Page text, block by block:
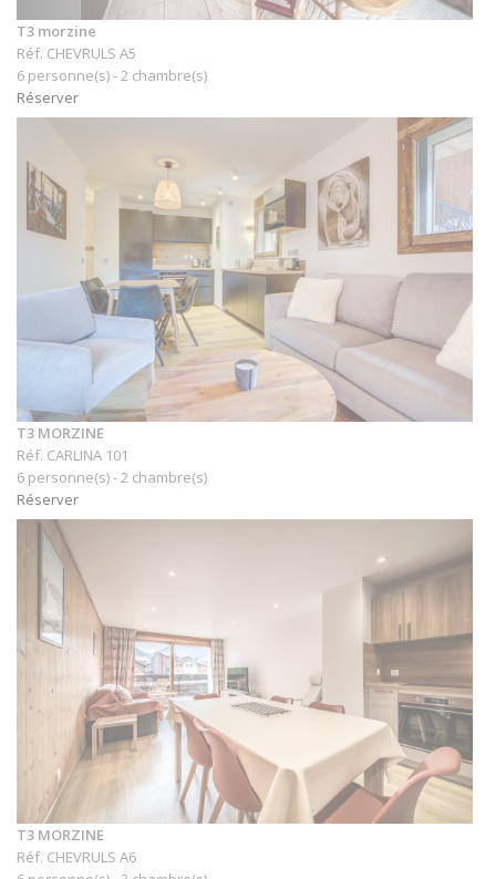
T3 morzine
Réf. CHEVRULS A5
6 personne(s) - 2 chambre(s)
Réserver
T3 MORZINE
Réf. CARLINA 101
6 personne(s) - 2 chambre(s)
Réserver
T3 MORZINE
Réf. CHEVRULS A6